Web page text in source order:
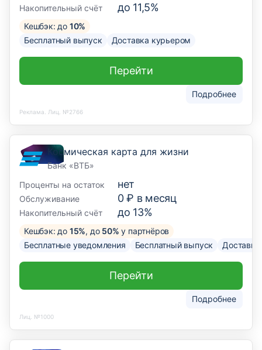
Накопительный счёт до 11,5%
Кешбэк: до 10%
Бесплатный выпуск
Доставка курьером
Подробнее
Перейти
Реклама. Лиц. №2766
Космическая карта для жизни
Банк «ВТБ»
Проценты на остаток
нет
Обслуживание 0 ₽ в месяц
Накопительный счёт до 13%
Кешбэк: до 15%, до 50% у партнёров
Бесплатные уведомления
Бесплатный выпуск
Подробнее
Перейти
Лиц. №1000